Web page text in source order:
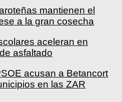
mantienen el
a la gran cosecha
aceleran en
asfaltado
acusan a Betancort
en las ZAR